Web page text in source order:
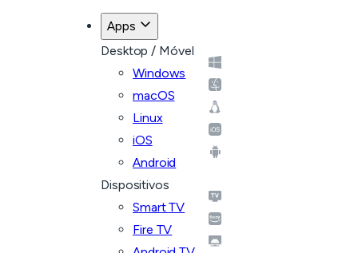
Apps
Desktop / Móvel
Windows
macOS
Linux
iOS
Android
Dispositivos
Smart TV
Fire TV